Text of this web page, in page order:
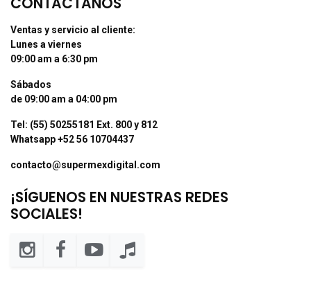
Ventas y servicio al cliente:
Lunes a viernes
09:00 am a 6:30 pm
Sábados
de 09:00 am a 04:00 pm
Tel: (55) 50255181 Ext. 800 y 812
Whatsapp +52 56 10704437
contacto@supermexdigital.com
¡SÍGUENOS EN NUESTRAS REDES
SOCIALES!